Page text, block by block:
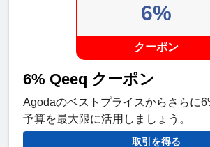
6%
クーポン
6% Qeeq クーポン
Agodaのベストプライスからさらに
予算を最大限に活用しましょう。
取引を得る